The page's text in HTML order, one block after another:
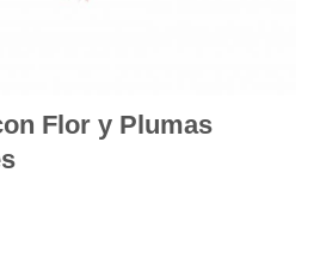
Flor y Plumas